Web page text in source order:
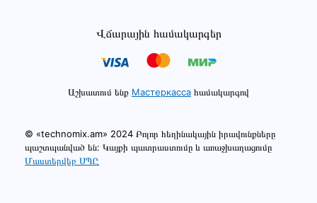
Վճարային համակարգեր
Աշխատում ենք Мастеркасса համակարգով
© «technomix.am» 2024 Բոլոր հեղինակային իրավունքները
պաշտպանված են: Կայքի պատրաստումը և առաջխաղացումը
Մաստերվեբ ՍՊԸ